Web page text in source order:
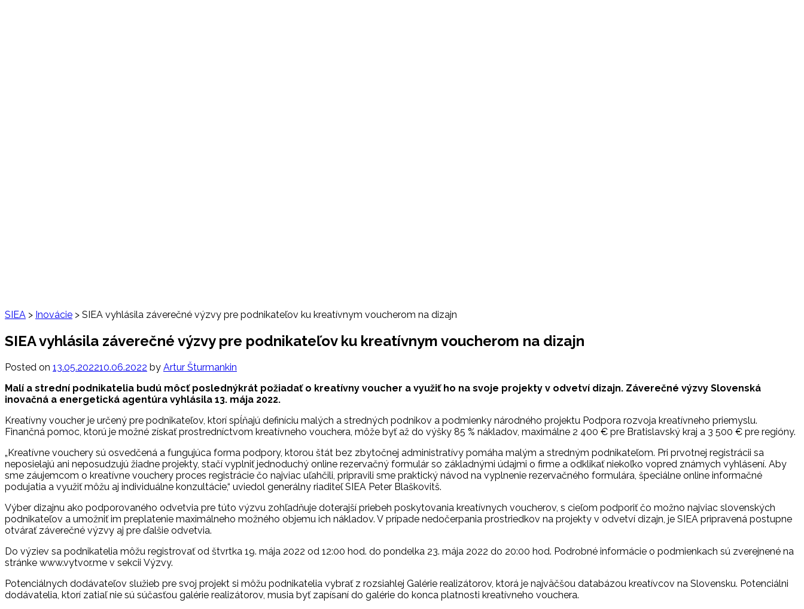
SIEA > Inovácie > SIEA vyhlásila záverečné výzvy pre podnikateľov ku kreatívnym voucherom na dizajn
SIEA vyhlásila záverečné výzvy pre podnikateľov ku kreatívnym voucherom na dizajn
Posted on 13.05.202210.06.2022 by Artur Šturmankin
Malí a strední podnikatelia budú môcť poslednýkrát požiadať o kreatívny voucher a využiť ho na svoje projekty v odvetví dizajn. Záverečné výzvy Slovenská
inovačná a energetická agentúra vyhlásila 13. mája 2022.
Kreatívny voucher je určený pre podnikateľov, ktorí spĺňajú definíciu malých a stredných podnikov a podmienky národného projektu Podpora rozvoja kreatívneho priemyslu.
Finančná pomoc, ktorú je možné získať prostredníctvom kreatívneho vouchera, môže byť až do výšky 85 % nákladov, maximálne 2 400 € pre Bratislavský kraj a 3 500 € pre regióny.
„Kreatívne vouchery sú osvedčená a fungujúca forma podpory, ktorou štát bez zbytočnej administratívy pomáha malým a stredným podnikateľom. Pri prvotnej registrácii sa
neposielajú ani neposudzujú žiadne projekty, stačí vyplniť jednoduchý online rezervačný formulár so základnými údajmi o firme a odklikať niekoľko vopred známych vyhlásení. Aby
sme záujemcom o kreatívne vouchery proces registrácie čo najviac uľahčili, pripravili sme praktický návod na vyplnenie rezervačného formulára, špeciálne online informačné
podujatia a využiť môžu aj individuálne konzultácie,“ uviedol generálny riaditeľ SIEA Peter Blaškovitš.
Výber dizajnu ako podporovaného odvetvia pre túto výzvu zohľadňuje doterajší priebeh poskytovania kreatívnych voucherov, s cieľom podporiť čo možno najviac slovenských
podnikateľov a umožniť im preplatenie maximálneho možného objemu ich nákladov. V prípade nedočerpania prostriedkov na projekty v odvetví dizajn, je SIEA pripravená postupne
otvárať záverečné výzvy aj pre ďalšie odvetvia.
Do výziev sa podnikatelia môžu registrovať od štvrtka 19. mája 2022 od 12:00 hod. do pondelka 23. mája 2022 do 20:00 hod. Podrobné informácie o podmienkach sú zverejnené na
stránke www.vytvor.me v sekcii Výzvy.
Potenciálnych dodávateľov služieb pre svoj projekt si môžu podnikatelia vybrať z rozsiahlej Galérie realizátorov, ktorá je najväčšou databázou kreatívcov na Slovensku. Potenciálni
dodávatelia, ktorí zatiaľ nie sú súčasťou galérie realizátorov, musia byť zapísaní do galérie do konca platnosti kreatívneho vouchera.